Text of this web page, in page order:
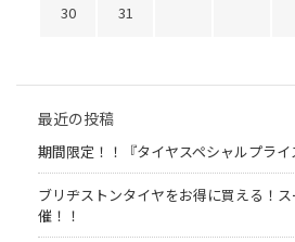
30
31
最近の投稿
期間限定！！『タイヤスペシャルプライ
ブリヂストンタイヤをお得に買える！
催！！